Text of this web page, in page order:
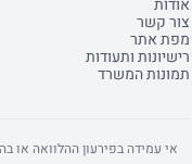
אודות
צור קשר
מפת אתר
רישיונות ותעודות
תמונות המשרד
אי עמידה בפירעון ההלוואה או